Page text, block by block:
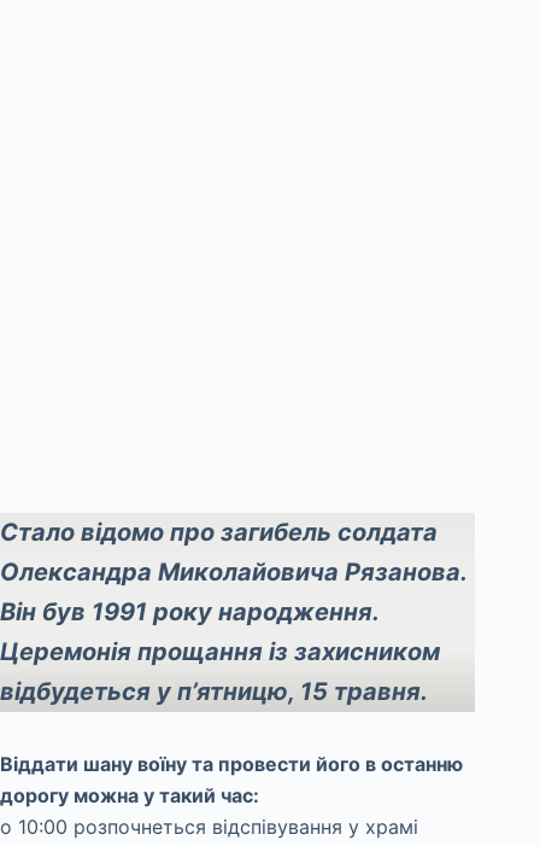
Стало відомо про загибель солдата
Олександра Миколайовича Рязанова.
Він був 1991 року народження.
Церемонія прощання із захисником
відбудеться у п’ятницю, 15 травня.
Віддати шану воїну та провести його в останню
дорогу можна у такий час:
о 10:00 розпочнеться відспівування у храмі